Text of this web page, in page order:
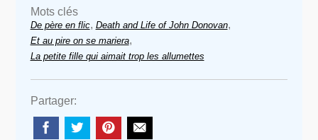
Mots clés
De père en flic, Death and Life of John Donovan,
Et au pire on se mariera,
La petite fille qui aimait trop les allumettes
Partager: